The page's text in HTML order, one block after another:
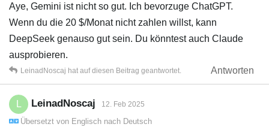
Aye, Gemini ist nicht so gut. Ich bevorzuge ChatGPT.
Wenn du die 20 $/Monat nicht zahlen willst, kann
DeepSeek genauso gut sein. Du könntest auch Claude
ausprobieren.
Antworten
LeinadNoscaj hat auf diesen Beitrag geantwortet.
LeinadNoscaj 12. Feb 2025
Übersetzt von Englisch nach Deutsch